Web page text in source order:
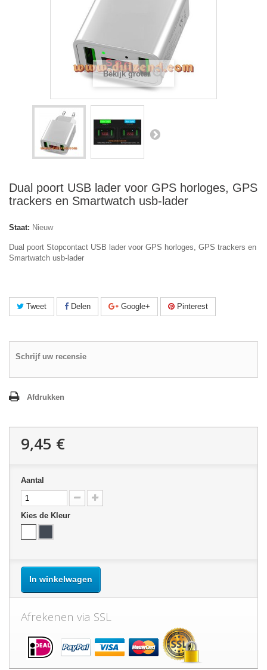
Bekijk groter
Dual poort USB lader voor GPS horloges, GPS
trackers en Smartwatch usb-lader
Staat: Nieuw
Dual poort Stopcontact USB lader voor GPS horloges, GPS trackers en
Smartwatch usb-lader
Tweet Delen Google+ Pinterest
Schrijf uw recensie
Afdrukken
9,45 €
Aantal
Kies de Kleur
In winkelwagen
Afrekenen via SSL